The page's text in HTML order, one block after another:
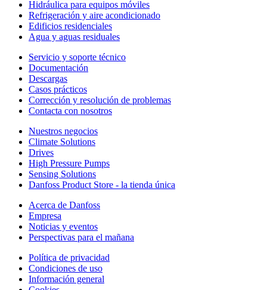
Hidráulica para equipos móviles
Refrigeración y aire acondicionado
Edificios residenciales
Agua y aguas residuales
Servicio y soporte técnico
Documentación
Descargas
Casos prácticos
Corrección y resolución de problemas
Contacta con nosotros
Nuestros negocios
Climate Solutions
Drives
High Pressure Pumps
Sensing Solutions
Danfoss Product Store - la tienda única
Acerca de Danfoss
Empresa
Noticias y eventos
Perspectivas para el mañana
Política de privacidad
Condiciones de uso
Información general